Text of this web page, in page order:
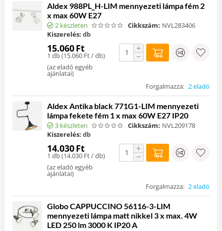
Aldex 988PL_H-LIM mennyezeti lámpa fém 2
x max 60W E27
2 készleten Cikkszám: NVL283406
Kiszerelés: db
15.060Ft
1 db (15.060 Ft/ db)
(az eladó egyéb
ajánlatai)
+
−
Forgalmazza: 2 eladó
Aldex Antika black 771G1-LIM mennyezeti
lámpa fekete fém 1 x max 60W E27 IP20
3 készleten Cikkszám: NVL209178
Kiszerelés: db
14.030Ft
1 db (14.030 Ft/ db)
(az eladó egyéb
ajánlatai)
+
−
Forgalmazza: 2 eladó
Globo CAPPUCCINO 56116-3-LIM
mennyezeti lámpa matt nikkel 3 x max. 4W
LED 250 lm 3000 K IP20 A